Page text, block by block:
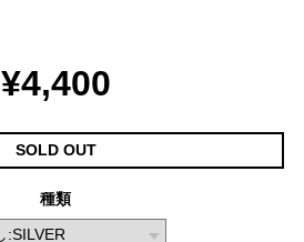
¥4,400
SOLD OUT
種類